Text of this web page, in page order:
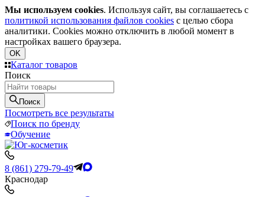
Мы используем cookies. Используя сайт, вы соглашаетесь с
политикой использования файлов cookies с целью сбора
аналитики. Cookies можно отключить в любой момент в
настройках вашего браузера.
OK
Каталог товаров
Поиск
Поиск
Посмотреть все результаты
Поиск по бренду
Обучение
8 (861) 279-79-49
Краснодар